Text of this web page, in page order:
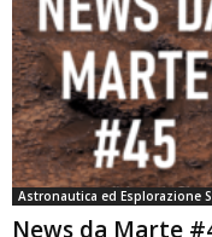
Astronautica ed Esplorazione
News da Marte